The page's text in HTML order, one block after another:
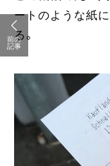
ートのような紙
る。
前の
記事